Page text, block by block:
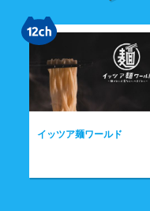
イッツア麺ワールド